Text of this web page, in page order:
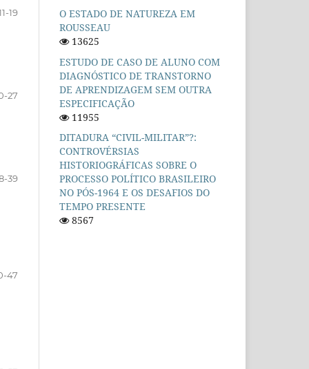
19
27
39
47
O ESTADO DE NATUREZA EM
ROUSSEAU
13625
ESTUDO DE CASO DE ALUNO COM
DIAGNÓSTICO DE TRANSTORNO
DE APRENDIZAGEM SEM OUTRA
ESPECIFICAÇÃO
11955
DITADURA “CIVIL-MILITAR”?:
CONTROVÉRSIAS
HISTORIOGRÁFICAS SOBRE O
PROCESSO POLÍTICO BRASILEIRO
NO PÓS-1964 E OS DESAFIOS DO
TEMPO PRESENTE
8567